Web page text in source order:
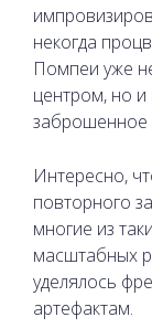
некогда
Помпеи уже
центром, но
заброшенное
Интересно,
повторного
многие из
масштабных
уделялось
артефактам.